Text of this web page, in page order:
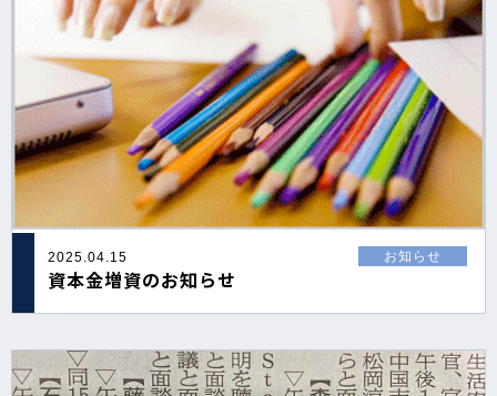
2025.04.15 お知らせ
資本金増資のお知らせ